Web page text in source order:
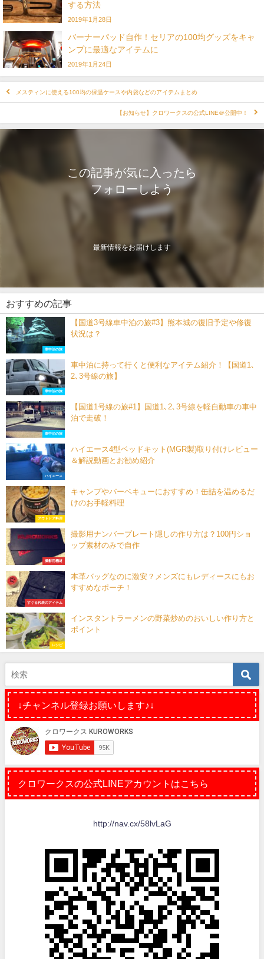
する方法
2019年1月28日
バーナーパッド自作！セリアの100均グッズをキャ
ンプに最適なアイテムに
2019年1月24日
メスティンに使える100均の保温ケースや内袋などのアイテムまとめ
【お知らせ】クロワークスの公式LINE＠公開中！
この記事が気に入ったら
フォローしよう
最新情報をお届けします
おすすめの記事
車中泊の旅
【国道3号線車中泊の旅#3】熊本城の復旧予定や修復
状況は？
車中泊の旅
車中泊に持って行くと便利なアイテム紹介！【国道1､
2､3号線の旅】
車中泊の旅
【国道1号線の旅#1】国道1､2､3号線を軽自動車の車中
泊で走破！
ハイエース
ハイエース4型ベッドキット(MGR製)取り付けレビュー
＆解説動画とお勧め紹介
アウトドア料理
キャンプやバーベキューにおすすめ！缶詰を温めるだ
けのお手軽料理
撮影用機材
撮影用ナンバープレート隠しの作り方は？100円ショ
ップ素材のみで自作
すぐる代表のアイテム
本革バッグなのに激安？メンズにもレディースにもお
すすめなポーチ！
レシピ
インスタントラーメンの野菜炒めのおいしい作り方と
ポイント
↓チャンネル登録お願いします♪↓
クロワークスの公式LINEアカウントはこちら
http://nav.cx/58lvLaG